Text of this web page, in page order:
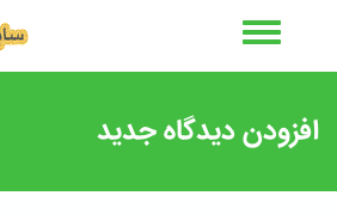
افزودن دیدگاه جدید